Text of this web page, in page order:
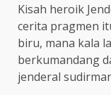
Kisah heroik
cerita pragmen
biru, mana kala
berkumandang
jenderal